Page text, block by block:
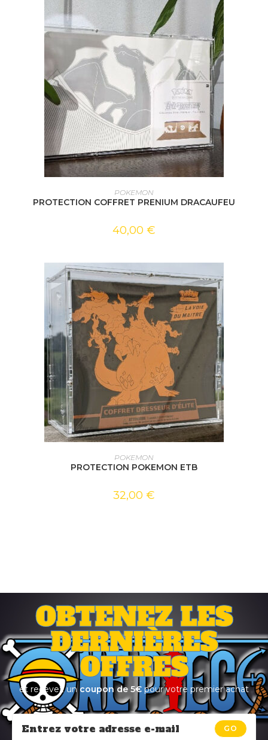
AJOUTER AU PANIER
POKEMON
PROTECTION COFFRET PRENIUM DRACAUFEU
40,00 €
AJOUTER AU PANIER
POKEMON
PROTECTION POKEMON ETB
32,00 €
OBTENEZ LES
DERNIÈRES
OFFRES
et recevez un coupon de 5€ pour votre premier achat
GO